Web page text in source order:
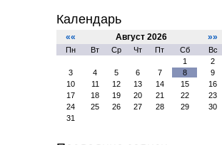
Календарь
«« Август 2026 »»
Пн Вт Ср Чт Пт Сб
Вс
1
2
3
4 5 6 7 8
9
10
11 12 13 14 15
16
17
18 19 20 21 22
23
24
25 26 27 28 29
30
31